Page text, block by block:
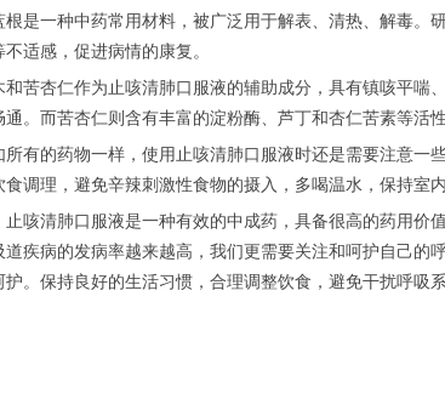
一种中药常用材料，被广泛用于解表、清热、解毒。
适感，促进病情的康复。
杏仁作为止咳清肺口服液的辅助成分，具有镇咳平喘
。而苦杏仁则含有丰富的淀粉酶、芦丁和杏仁苦素等活
的药物一样，使用止咳清肺口服液时还是需要注意一
调理，避免辛辣刺激性食物的摄入，多喝温水，保持室内
清肺口服液是一种有效的中成药，具备很高的药用价
道疾病的发病率越来越高，我们更需要关注和呵护自己
护。保持良好的生活习惯，合理调整饮食，避免干扰呼